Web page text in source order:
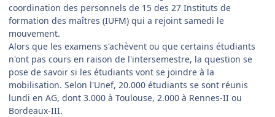
coordination des personnels de 15 des 27 Instituts de
formation des maîtres (IUFM) qui a rejoint samedi le
mouvement.
Alors que les examens s'achèvent ou que certains étudiants
n'ont pas cours en raison de l'intersemestre, la question se
pose de savoir si les étudiants vont se joindre à la
mobilisation. Selon l'Unef, 20.000 étudiants se sont réunis
lundi en AG, dont 3.000 à Toulouse, 2.000 à Rennes-II ou
Bordeaux-III.